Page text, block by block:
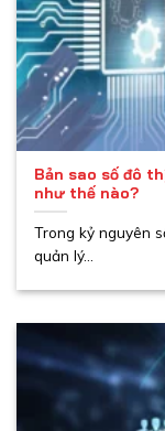
Bản sao số đô
như thế nào?
Trong kỷ nguyên
quản lý...